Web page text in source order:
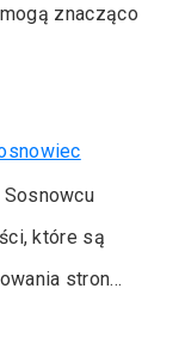
znacząco
które są
stron…